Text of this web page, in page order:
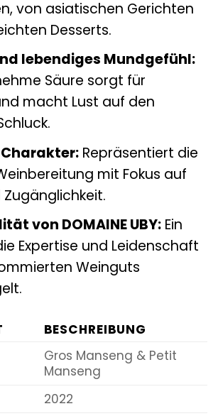
von asiatischen Gerichten
Desserts.
lebendiges Mundgefühl:
Säure sorgt für
macht Lust auf den
Repräsentiert die
mit Fokus auf
von DOMAINE UBY:Ein
Expertise und Leidenschaft
Weinguts
BESCHREIBUNG
Gros Manseng & Petit
Manseng
2022